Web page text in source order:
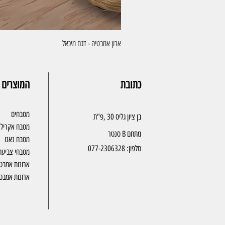
ארון אמבטיה - דגם מיכאל
מטבחים
מטבח אקריל
מטבח נאנו
מטבחי
ארונות
ארונות
כתובת
בן ציון גליס 30 ,פ"ת
מתחם B סנטר
טלפון:077-2306328